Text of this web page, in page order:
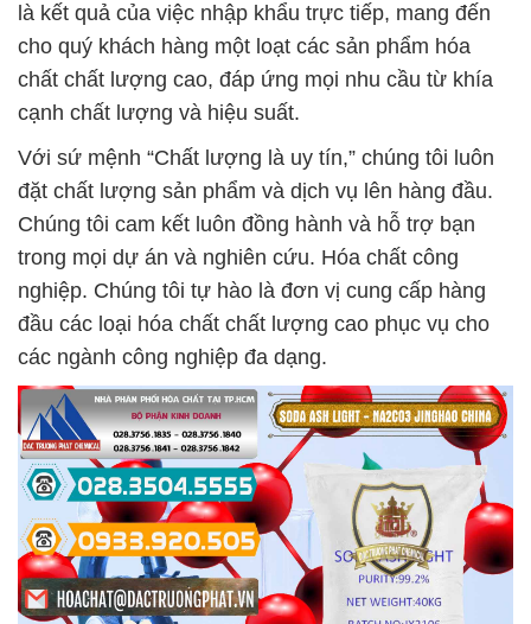
là kết quả của việc nhập khẩu trực tiếp, mang đến
cho quý khách hàng một loạt các sản phẩm hóa
chất chất lượng cao, đáp ứng mọi nhu cầu từ khía
cạnh chất lượng và hiệu suất.
Với sứ mệnh “Chất lượng là uy tín,” chúng tôi luôn
đặt chất lượng sản phẩm và dịch vụ lên hàng đầu.
Chúng tôi cam kết luôn đồng hành và hỗ trợ bạn
trong mọi dự án và nghiên cứu. Hóa chất công
nghiệp. Chúng tôi tự hào là đơn vị cung cấp hàng
đầu các loại hóa chất chất lượng cao phục vụ cho
các ngành công nghiệp đa dạng.